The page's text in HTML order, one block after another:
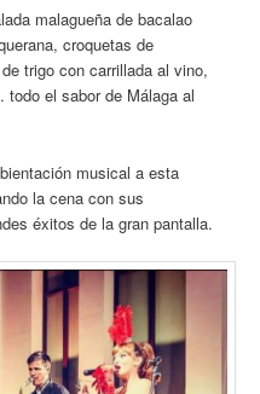
malagueña de bacalao
croquetas de
trigo con carrillada al vino,
el sabor de Málaga al
musical a esta
la cena con sus
éxitos de la gran pantalla.